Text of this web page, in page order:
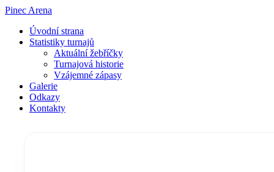
Pinec Arena
Úvodní strana
Statistiky turnajů
Aktuální žebříčky
Turnajová historie
Vzájemné zápasy
Galerie
Odkazy
Kontakty